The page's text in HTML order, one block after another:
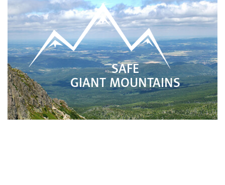
SAFE
GIANT MOUNTAINS